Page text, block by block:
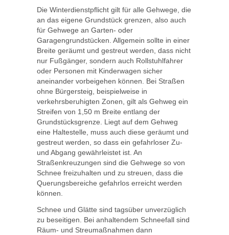
Die Winterdienstpflicht gilt für alle Gehwege, die
an das eigene Grundstück grenzen, also auch
für Gehwege an Garten- oder
Garagengrundstücken. Allgemein sollte in einer
Breite geräumt und gestreut werden, dass nicht
nur Fußgänger, sondern auch Rollstuhlfahrer
oder Personen mit Kinderwagen sicher
aneinander vorbeigehen können. Bei Straßen
ohne Bürgersteig, beispielweise in
verkehrsberuhigten Zonen, gilt als Gehweg ein
Streifen von 1,50 m Breite entlang der
Grundstücksgrenze. Liegt auf dem Gehweg
eine Haltestelle, muss auch diese geräumt und
gestreut werden, so dass ein gefahrloser Zu-
und Abgang gewährleistet ist. An
Straßenkreuzungen sind die Gehwege so von
Schnee freizuhalten und zu streuen, dass die
Querungsbereiche gefahrlos erreicht werden
können.
Schnee und Glätte sind tagsüber unverzüglich
zu beseitigen. Bei anhaltendem Schneefall sind
Räum- und Streumaßnahmen dann